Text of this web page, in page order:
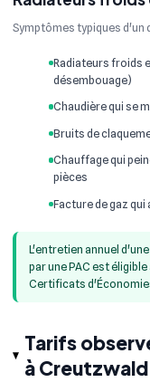
Symptômes typiques
Radiateurs froids
désembouage)
Chaudière qui se
Bruits de
Chauffage qui
pièces
Facture de gaz
L'entretien annuel
par une PAC est
Certificats
Tarifs
à Creutzwald